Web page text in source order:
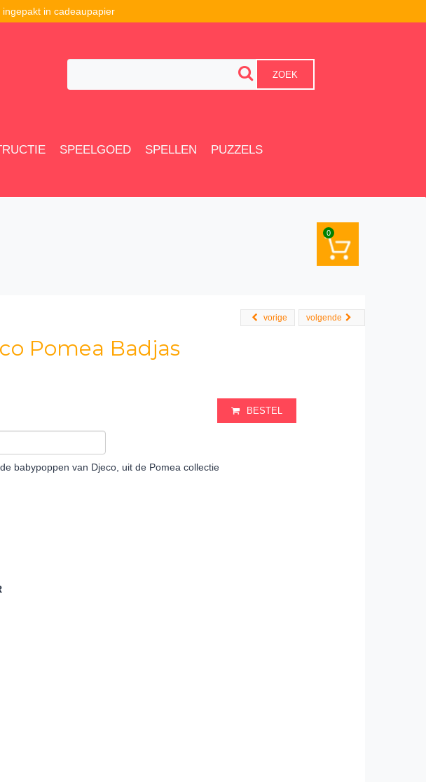
in cadeaupapier
ZOEK
SPEELGOED SPELLEN PUZZELS
0
volgende
vorige
Pomea Badjas
BESTEL
babypoppen van Djeco, uit de Pomea collectie